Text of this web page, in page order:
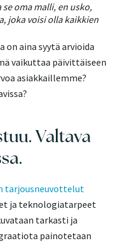
oma malli, en usko,
joka voisi olla kaikkien
aina syytä arvioida
vaikuttaa päivittäiseen
asiakkaillemme?
Valtava
tarjousneuvottelut
ja teknologiatarpeet
tarkasti ja
painotetaan